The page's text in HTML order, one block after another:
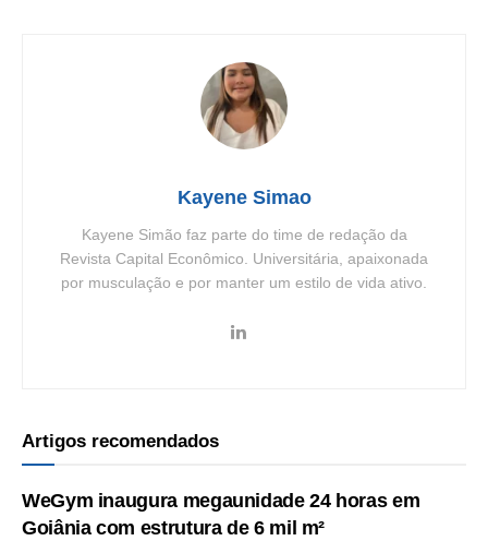
Kayene Simao
Kayene Simão faz parte do time de redação da
Revista Capital Econômico. Universitária, apaixonada
por musculação e por manter um estilo de vida ativo.
Artigos recomendados
WeGym inaugura megaunidade 24 horas em
Goiânia com estrutura de 6 mil m²